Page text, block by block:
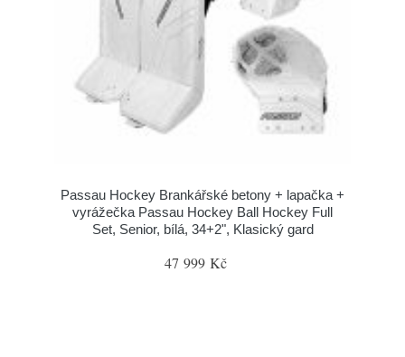
Passau Hockey Brankářské betony + lapačka +
vyrážečka Passau Hockey Ball Hockey Full
Set, Senior, bílá, 34+2", Klasický gard
47 999 Kč